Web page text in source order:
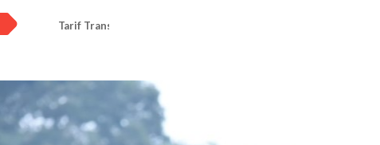
Tarif Transportasi Udara Dan Bensin Serta Perawatan Pribadi